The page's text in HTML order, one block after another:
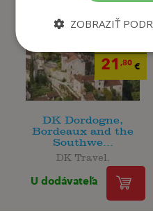
21 ,80€
DK Dordogne,
Bordeaux and the
Southwe...
DK Travel,
U dodávateľa
ZOBRAZIŤ